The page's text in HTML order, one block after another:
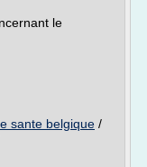
le
sante belgique /